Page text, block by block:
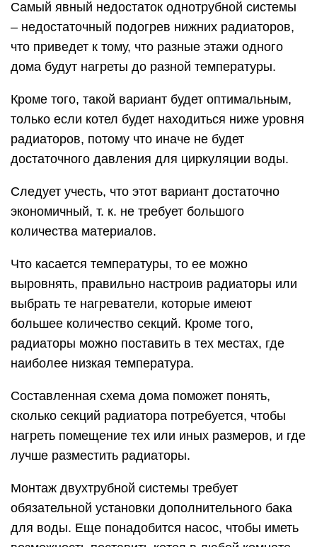
Самый явный недостаток однотрубной системы
– недостаточный подогрев нижних радиаторов,
что приведет к тому, что разные этажи одного
дома будут нагреты до разной температуры.
Кроме того, такой вариант будет оптимальным,
только если котел будет находиться ниже уровня
радиаторов, потому что иначе не будет
достаточного давления для циркуляции воды.
Следует учесть, что этот вариант достаточно
экономичный, т. к. не требует большого
количества материалов.
Что касается температуры, то ее можно
выровнять, правильно настроив радиаторы или
выбрать те нагреватели, которые имеют
большее количество секций. Кроме того,
радиаторы можно поставить в тех местах, где
наиболее низкая температура.
Составленная схема дома поможет понять,
сколько секций радиатора потребуется, чтобы
нагреть помещение тех или иных размеров, и где
лучше разместить радиаторы.
Монтаж двухтрубной системы требует
обязательной установки дополнительного бака
для воды. Еще понадобится насос, чтобы иметь